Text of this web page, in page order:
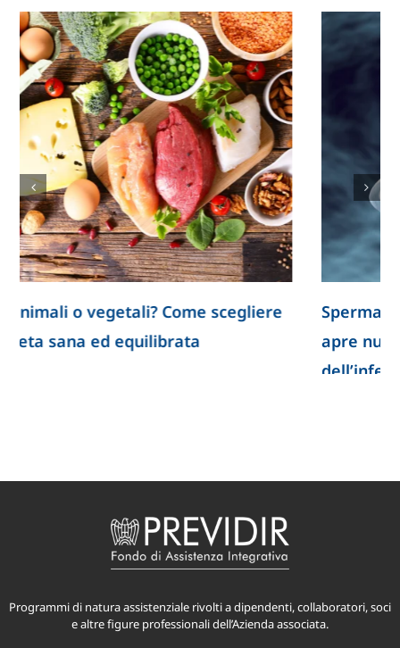
Spermatozoi creati in laboratorio: la ricerca
apre nuove prospettive per lo studio
Programmi di natura assistenziale rivolti a dipendenti, collaboratori, soci